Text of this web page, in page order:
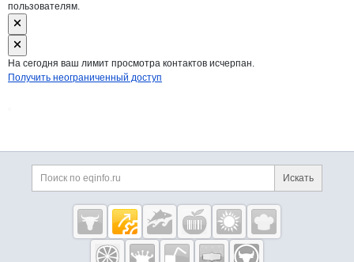
пользователям.
На сегодня ваш лимит просмотра контактов исчерпан.
Получить неограниченный доступ
Дополнительная информация
Поиск по сайту и
Искать
Cсылки на полезные проекты
Eqinfo.ru —
пищевое